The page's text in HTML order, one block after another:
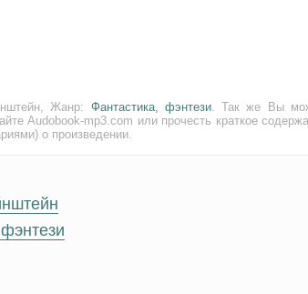
Жанр: Фантастика, фэнтези. Так же Вы
Audobook-mp3.com или прочесть краткое
о произведении.